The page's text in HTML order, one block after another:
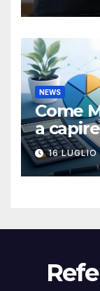
NEWS
Come
a
della
16